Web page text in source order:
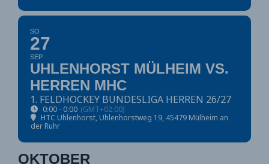
SO
27
SEP
UHLENHORST MÜLHEIM VS.
HERREN MHC
1. FELDHOCKEY BUNDESLIGA HERREN 26/27
0:00 - 0:00 (GMT+02:00)
HTC Uhlenhorst, Uhlenhorstweg 19, 45479 Mülheim an
der Ruhr
OKTOBER